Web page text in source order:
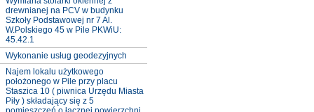
drewnianej na PCV w budynku
Szkoły Podstawowej nr 7 Al.
W.Polskiego 45 w Pile PKWiU:
45.42.1
Wykonanie usług geodezyjnych
Najem lokalu użytkowego
położonego w Pile przy placu
Staszica 10 ( piwnica Urzędu Miasta
Piły ) składający się z 5